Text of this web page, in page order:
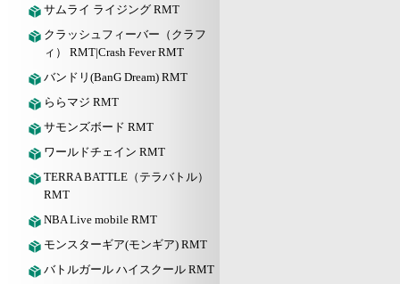
サムライ ライジング RMT
クラッシュフィーバー（クラフ
ィ） RMT|Crash Fever RMT
バンドリ(BanG Dream) RMT
ららマジ RMT
サモンズボード RMT
ワールドチェイン RMT
TERRA BATTLE（テラバトル）
RMT
NBA Live mobile RMT
モンスターギア(モンギア) RMT
バトルガール ハイスクール RMT